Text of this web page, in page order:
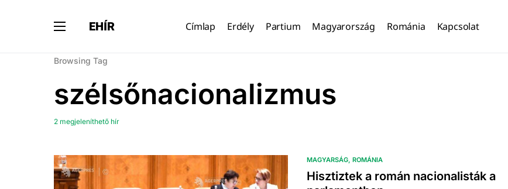
EHÍR Címlap Erdély Partium Magyarország Románia Kapcsolat
Browsing Tag
szélsőnacionalizmus
2 megjeleníthető hír
MAGYARSÁG ROMÁNIA
Hisztiztek a román nacionalisták a